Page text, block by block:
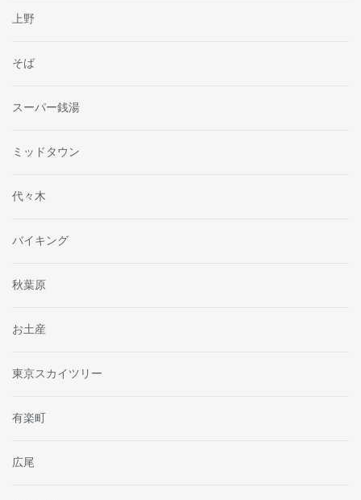
上野
そば
スーパー銭湯
ミッドタウン
代々木
バイキング
秋葉原
お土産
東京スカイツリー
有楽町
広尾